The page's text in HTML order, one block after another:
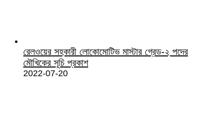
রেলওয়ের সহকারী লোকোমোটিভ মাস্টার গ্রেড-২ পদের
মৌখিকের সূচি প্রকাশ
2022-07-20